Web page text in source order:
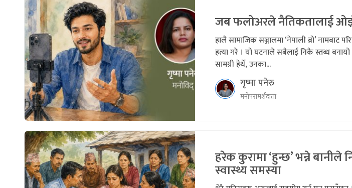
जब फलोअरले नैतिकतालाई
हालै सामाजिक सञ्जालमा ‘नेपाली ब्रो’ नामबाट
हत्या गरे । यो घटनाले सबैलाई निकै स्तब्ध
सामग्री हेर्थे, उनका...
गृष्मा पनेरु
मनोपरामर्शदाता
हरेक कुरामा ‘हुन्छ’ भन्ने
स्वास्थ्य समस्या